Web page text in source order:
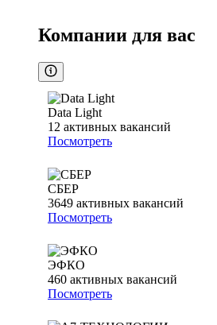
Компании для вас
Data Light
12 активных вакансий
Посмотреть
СБЕР
3649 активных вакансий
Посмотреть
ЭФКО
460 активных вакансий
Посмотреть